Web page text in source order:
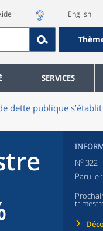
English
SERVICES
dette publique
No 322
Paru le